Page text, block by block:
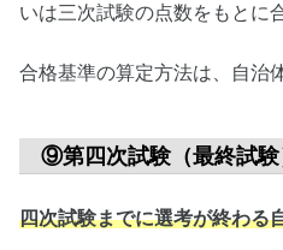
いは三次試験の点数をもとに
合格基準の算定方法は、自治
⑨第四次試験（最終試験
四次試験までに選考が終わる